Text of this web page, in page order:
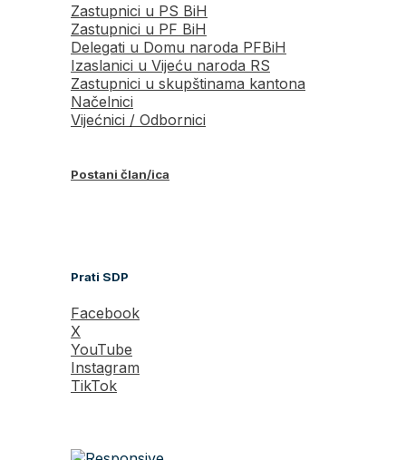
Zastupnici u PS BiH
Zastupnici u PF BiH
Delegati u Domu naroda PFBiH
Izaslanici u Vijeću naroda RS
Zastupnici u skupštinama kantona
Načelnici
Vijećnici / Odbornici
Postani član/ica
Prati SDP
Facebook
X
YouTube
Instagram
TikTok